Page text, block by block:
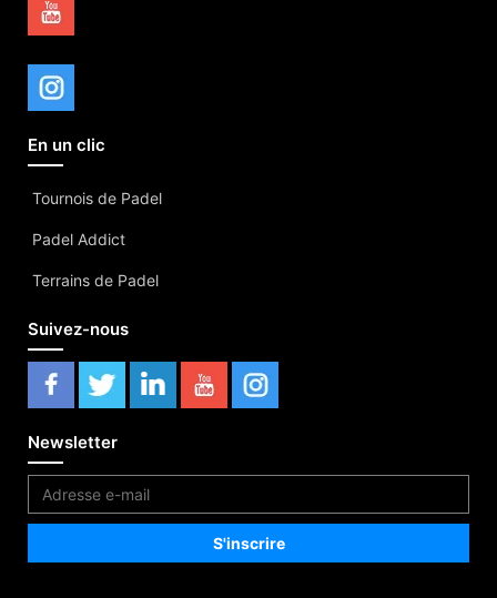
En un clic
Tournois de Padel
Padel Addict
Terrains de Padel
Suivez-nous
Newsletter